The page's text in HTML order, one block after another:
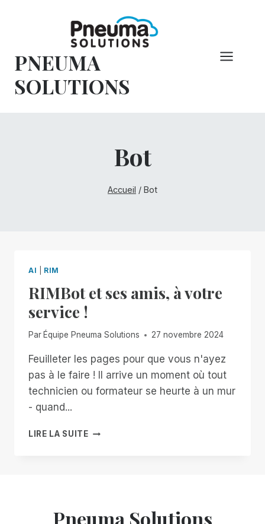
PNEUMA
SOLUTIONS
Bot
Accueil / Bot
AI RIM
RIMBot et ses amis, à votre
service !
Par Équipe Pneuma Solutions 27 novembre 2024
Feuilleter les pages pour que vous n'ayez
pas à le faire ! Il arrive un moment où tout
technicien ou formateur se heurte à un mur
- quand...
LIRE LA SUITERIMBOT
!
Pneuma Solutions